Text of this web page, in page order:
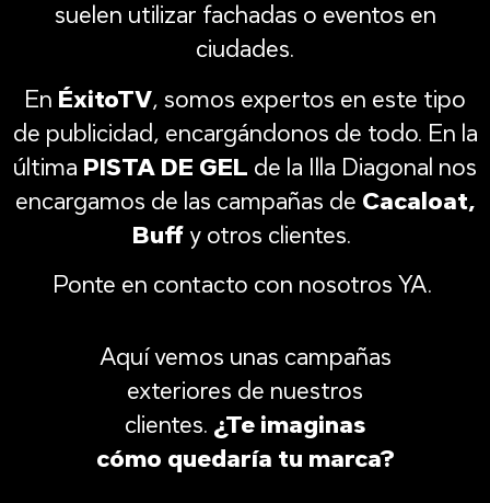
suelen utilizar fachadas o eventos en
ciudades.
En ÉxitoTV, somos expertos en este tipo
de publicidad, encargándonos de todo. En la
última PISTA DE GEL de la Illa Diagonal nos
encargamos de las campañas de Cacaloat,
Buff y otros clientes.
Ponte en contacto con nosotros YA.
Aquí vemos unas campañas
exteriores de nuestros
clientes. ¿Te imaginas
cómo quedaría tu marca?